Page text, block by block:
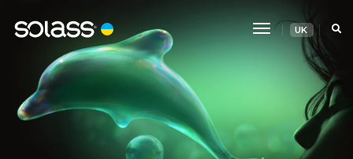
Перемикання
навігації
UK